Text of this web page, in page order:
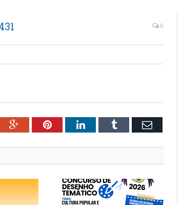
0
Google+PinterestLinkedInTumblr Email